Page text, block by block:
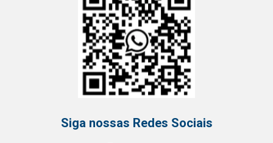
Siga nossas Redes Sociais